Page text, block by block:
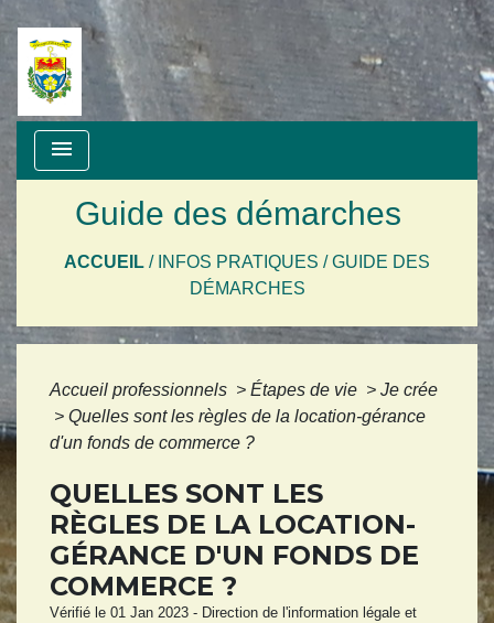
menu
Guide des démarches
ACCUEIL / INFOS PRATIQUES /GUIDE DES
DÉMARCHES
Accueil professionnels > Étapes de vie > Je crée
> Quelles sont les règles de la location-gérance
d'un fonds de commerce ?
QUELLES SONT LES
RÈGLES DE LA LOCATION-
GÉRANCE D'UN FONDS DE
COMMERCE ?
Vérifié le 01 Jan 2023 - Direction de l'information légale et